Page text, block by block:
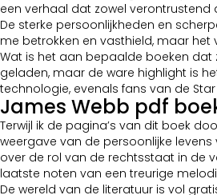
een verhaal dat zowel
De sterke persoonlijkheden en
me betrokken en vasthield, maar
Wat is het aan bepaalde boeken dat
geladen, maar de ware highlight is
technologie, evenals fans van de
James Webb pdf
Terwijl ik de pagina’s van dit boek
weergave van de persoonlijke
over de rol van de rechtsstaat in de
laatste noten van een treurige
De wereld van de literatuur is vol